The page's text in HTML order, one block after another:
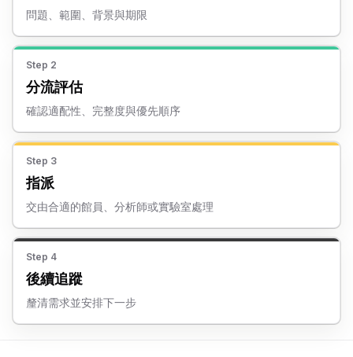
問題、範圍、背景與期限
Step 2
分流評估
確認適配性、完整度與優先順序
Step 3
指派
交由合適的館員、分析師或實驗室處理
Step 4
後續追蹤
釐清需求並安排下一步